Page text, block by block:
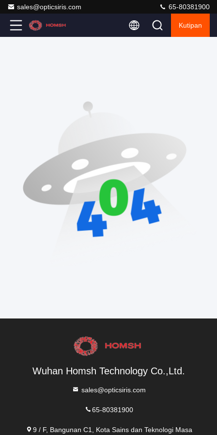
sales@opticsiris.com 65-80381900
Kutipan
Wuhan Homsh Technology Co.,Ltd.
sales@opticsiris.com
65-80381900
9 / F, Bangunan C1, Kota Sains dan Teknologi Masa